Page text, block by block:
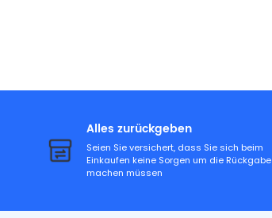
Alles zurückgeben
Seien Sie versichert, dass Sie sich beim
Einkaufen keine Sorgen um die Rückgabe
machen müssen